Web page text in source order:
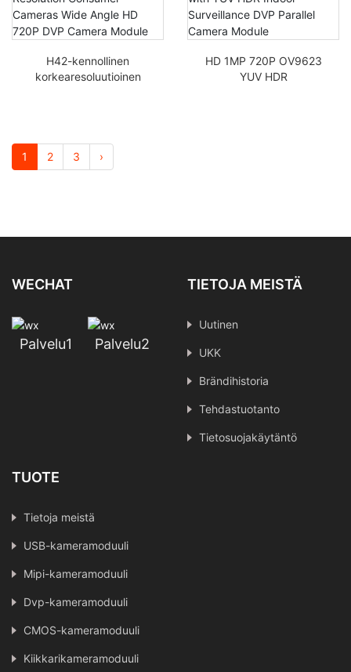
kameramoduuli
H42-kennollinen
korkearesoluutioinen
HD 1MP 720P OV9623
YUV HDR
1
2 3 ›
WECHAT
Palvelu1 Palvelu2
TIETOJA MEISTÄ
Uutinen
UKK
Brändihistoria
Tehdastuotanto
Tietosuojakäytäntö
TUOTE
Tietoja meistä
USB-kameramoduuli
Mipi-kameramoduuli
Dvp-kameramoduuli
CMOS-kameramoduuli
Kiikkarikameramoduuli